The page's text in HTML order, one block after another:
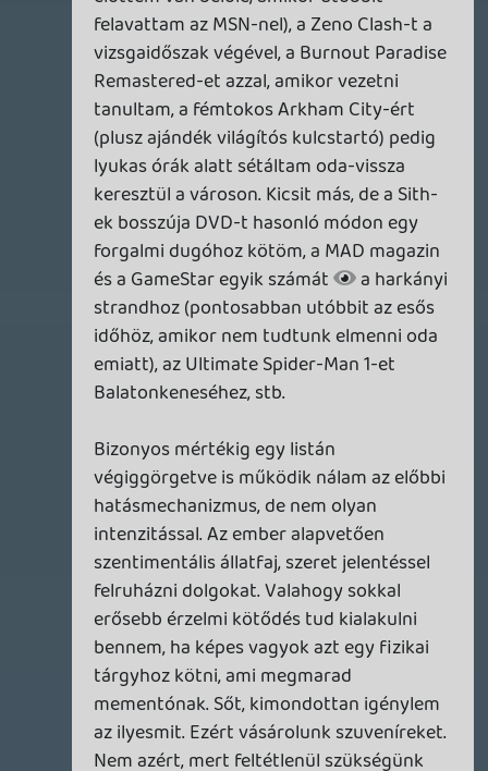
TheReturnOfDVM 2026.07.02 12:25:11
TheReturnOfDVM 2026.07.02 12:25:11
#213p5
Mondjuk egy videojatek lemeze es egy
vinyl nem egykutya, ez utobbinak mas a
hangzasa, mint egy cedenek, es patch se
kell hozza.
2026.07.02 11:23:53
theSickness 2026.07.02 12:07:02
"amit lehet nézegetni, meg jópofa novelty-
faktor néha elővenni őket."
Most megint úgy teszel, mintha ebben (is)
más lenne a te hobbid.
Hozzáteszem, elég visszafogottan, de
gyűjtögetek vinyleket is, a falamra is
festmény helyett ilyenek kerülnek majd ki.
Semmivel sem másabb őket gyűjtögetni.
Viszont örülök, eljutottál a következtésre,
hogy ebben a kérdésben nem a játékok
milyenségéről beszéltünk, hanem a
gyűjtésről és a tulajdonlásról. 🙂 Akkor
lehet tök felesleges volt az a sok
beszélgetés korábbról.
Stadia HUN 2026.07.02 11:41:55
Stadia HUN 2026.07.02 11:41:55 #213p2